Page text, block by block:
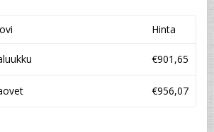
Hinta
€901,65
€956,07